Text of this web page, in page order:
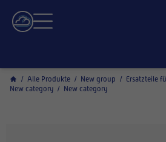
/ Alle Produkte / New group / Ersatzteile
New category / New category